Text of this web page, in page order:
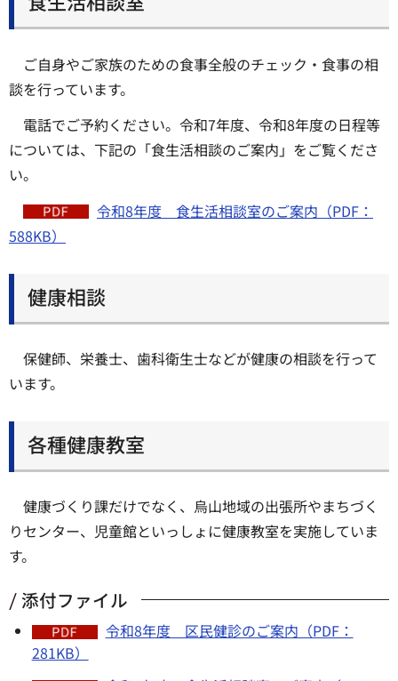
ご自身やご家族のための食事全般のチェック・食事の相
談を行っています。
電話でご予約ください。令和7年度、令和8年度の日程等
については、下記の「食生活相談のご案内」をご覧くださ
い。
令和8年度 食生活相談室のご案内（PDF：
588KB）
健康相談
保健師、栄養士、歯科衛生士などが健康の相談を行って
います。
各種健康教室
健康づくり課だけでなく、烏山地域の出張所やまちづく
りセンター、児童館といっしょに健康教室を実施していま
す。
添付ファイル
令和8年度 区民健診のご案内（PDF：
281KB）